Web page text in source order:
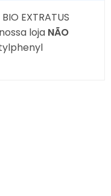
EXTRATUS
loja NÃO